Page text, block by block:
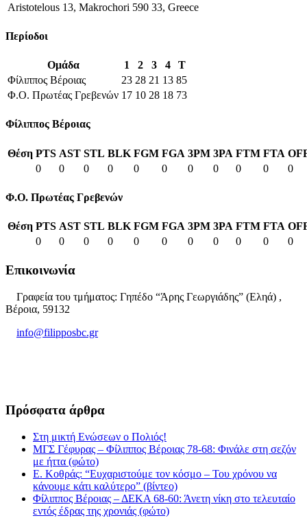
Aristotelous 13, Makrochori 590 33, Greece
Περίοδοι
Ομάδα 1 2 3 4
T
Φίλιππος Βέροιας
23 28 21 13 85
Φ.Ο. Πρωτέας Γρεβενών 17 10 28 18 73
Φίλιππος Βέροιας
Θέση PTS AST STL BLK FGM FGA 3PM 3PA FTM FTA
0
0 0 0 0 0 0 0 0 0 0
Φ.Ο. Πρωτέας Γρεβενών
Θέση PTS AST STL BLK FGM FGA 3PM 3PA FTM FTA
0
0 0 0 0 0 0 0 0 0 0
Επικοινωνία
Γραφεία του τμήματος: Γηπέδο “Άρης Γεωργιάδης” (Εληά) ,
Βέροια, 59132
info@filipposbc.gr
Πρόσφατα άρθρα
Στη μικτή Ενώσεων ο Πολιός!
ΜΓΣ Γέφυρας – Φίλιππος Βέροιας 78-68: Φινάλε στη σεζόν
με ήττα (φώτο)
Ε. Κοθράς: “Ευχαριστούμε τον κόσμο – Του χρόνου να
κάνουμε κάτι καλύτερο” (βίντεο)
Φίλιππος Βέροιας – ΔΕΚΑ 68-60: Άνετη νίκη στο τελευταίο
εντός έδρας της χρονιάς (φώτο)